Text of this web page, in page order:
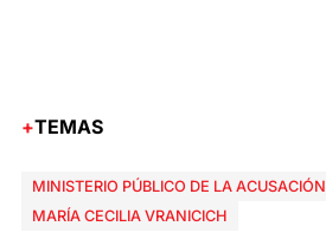
TEMAS
MINISTERIO PÚBLICO DE LA ACUSACIÓN
MARÍA CECILIA VRANICICH